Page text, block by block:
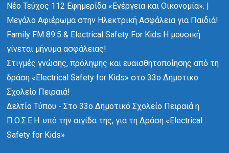
Νέο Τεύχος 112 Εφημερίδα «Ενέργεια και Οικονομία». |
Μεγάλο Αφιέρωμα στην Ηλεκτρική Ασφάλεια για Παιδιά!
Family FM 89.5 & Electrical Safety For Kids Η μουσική
γίνεται μήνυμα ασφάλειας!
Στιγμές γνώσης, πρόληψης και ευαισθητοποίησης από τη
δράση «Electrical Safety for Kids» στο 33ο Δημοτικό
Σχολείο Πειραιά!
Δελτίο Τύπου - Στο 33ο Δημοτικό Σχολείο Πειραιά η
Π.Ο.Σ.Ε.Η. υπό την αιγίδα της, για τη Δράση «Electrical
Safety for Kids»